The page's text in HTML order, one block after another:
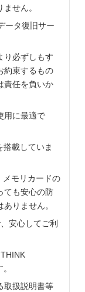
せん。
ータ復旧サー
り必ずしもす
約束するもの
責任を負いか
用に最適で
載していま
メモリカードの
ても安心の防
りません。
安心してご利
取扱説明書等